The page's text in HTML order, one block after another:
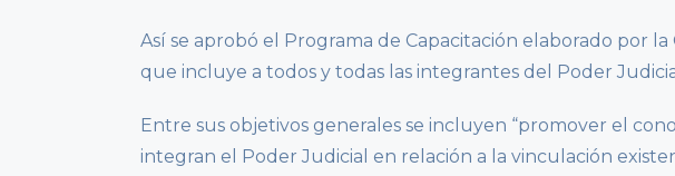
Así se aprobó el Programa de Capacitación elaborado por
que incluye a todos y todas las integrantes del Poder
Entre sus objetivos generales se incluyen “promover el
integran el Poder Judicial en relación a la vinculación